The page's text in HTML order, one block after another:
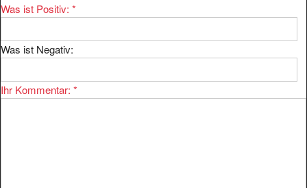
Was ist Positiv: *
Was ist Negativ:
Ihr Kommentar: *